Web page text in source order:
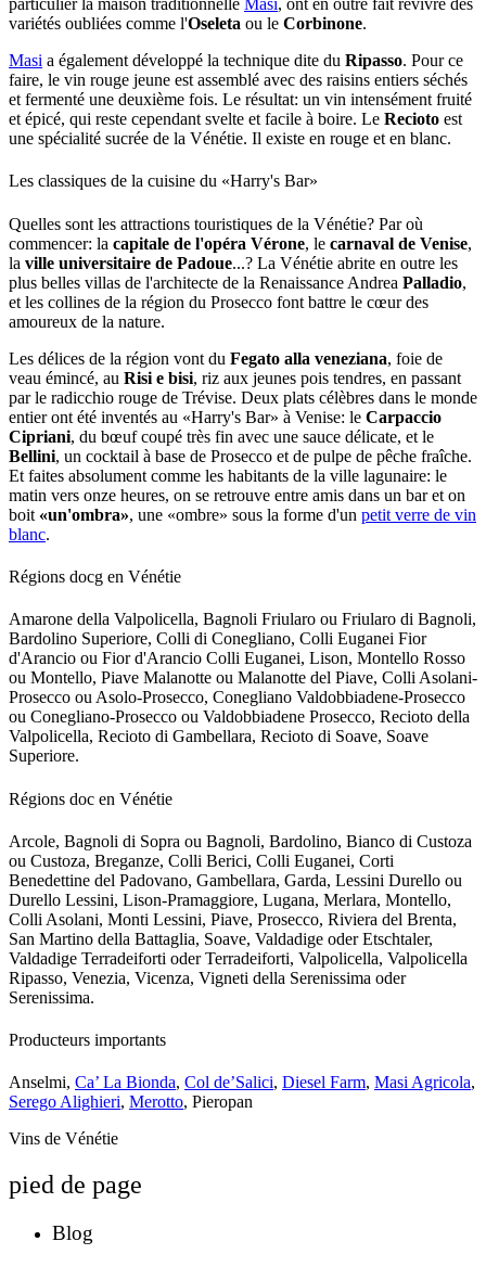
particulier la maison traditionnelle Masi, ont en outre fait revivre des
variétés oubliées comme l'Oseleta ou le Corbinone.
Masi a également développé la technique dite du Ripasso. Pour ce
faire, le vin rouge jeune est assemblé avec des raisins entiers séchés
et fermenté une deuxième fois. Le résultat: un vin intensément fruité
et épicé, qui reste cependant svelte et facile à boire. Le Recioto est
une spécialité sucrée de la Vénétie. Il existe en rouge et en blanc.
Les classiques de la cuisine du «Harry's Bar»
Quelles sont les attractions touristiques de la Vénétie? Par où
commencer: la capitale de l'opéra Vérone, le carnaval de Venise,
la ville universitaire de Padoue...? La Vénétie abrite en outre les
plus belles villas de l'architecte de la Renaissance Andrea Palladio,
et les collines de la région du Prosecco font battre le cœur des
amoureux de la nature.
Les délices de la région vont du Fegato alla veneziana, foie de
veau émincé, au Risi e bisi, riz aux jeunes pois tendres, en passant
par le radicchio rouge de Trévise. Deux plats célèbres dans le monde
entier ont été inventés au «Harry's Bar» à Venise: le Carpaccio
Cipriani, du bœuf coupé très fin avec une sauce délicate, et le
Bellini, un cocktail à base de Prosecco et de pulpe de pêche fraîche.
Et faites absolument comme les habitants de la ville lagunaire: le
matin vers onze heures, on se retrouve entre amis dans un bar et on
boit «un'ombra», une «ombre» sous la forme d'un petit verre de vin
blanc.
Régions docg en Vénétie
Amarone della Valpolicella, Bagnoli Friularo ou Friularo di Bagnoli,
Bardolino Superiore, Colli di Conegliano, Colli Euganei Fior
d'Arancio ou Fior d'Arancio Colli Euganei, Lison, Montello Rosso
ou Montello, Piave Malanotte ou Malanotte del Piave, Colli Asolani-
Prosecco ou Asolo-Prosecco, Conegliano Valdobbiadene-Prosecco
ou Conegliano-Prosecco ou Valdobbiadene Prosecco, Recioto della
Valpolicella, Recioto di Gambellara, Recioto di Soave, Soave
Superiore.
Régions doc en Vénétie
Arcole, Bagnoli di Sopra ou Bagnoli, Bardolino, Bianco di Custoza
ou Custoza, Breganze, Colli Berici, Colli Euganei, Corti
Benedettine del Padovano, Gambellara, Garda, Lessini Durello ou
Durello Lessini, Lison-Pramaggiore, Lugana, Merlara, Montello,
Colli Asolani, Monti Lessini, Piave, Prosecco, Riviera del Brenta,
San Martino della Battaglia, Soave, Valdadige oder Etschtaler,
Valdadige Terradeiforti oder Terradeiforti, Valpolicella, Valpolicella
Ripasso, Venezia, Vicenza, Vigneti della Serenissima oder
Serenissima.
Producteurs importants
Anselmi, Ca’ La Bionda, Col de’Salici, Diesel Farm, Masi Agricola,
Serego Alighieri, Merotto, Pieropan
Vins de Vénétie
pied de page
Blog